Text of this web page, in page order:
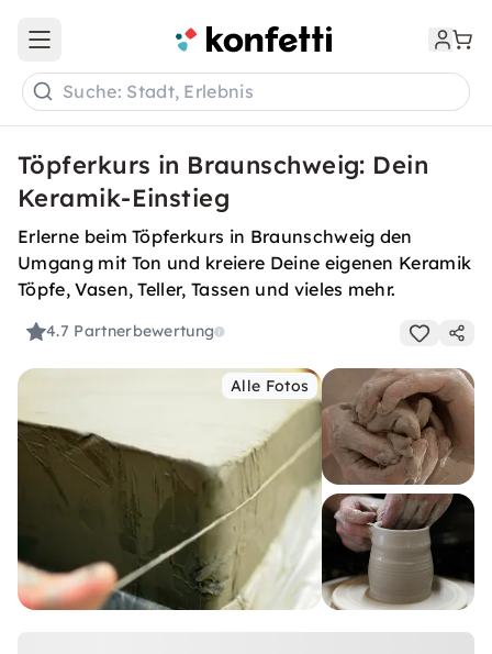
Open main menu
Suche: Stadt, Erlebnis
Töpferkurs in Braunschweig: Dein
Keramik-Einstieg
Erlerne beim Töpferkurs in Braunschweig den
Umgang mit Ton und kreiere Deine eigenen Keramik
Töpfe, Vasen, Teller, Tassen und vieles mehr.
4.7 Partnerbewertung
Alle Fotos